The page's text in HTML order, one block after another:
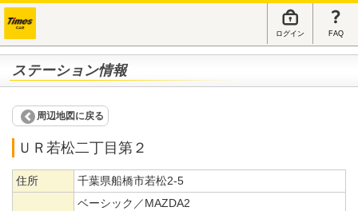
ログイン FAQ
ステーション情報
周辺地図に戻る
ＵＲ若松二丁目第２
住所 千葉県船橋市若松2-5
ベーシック／MAZDA2